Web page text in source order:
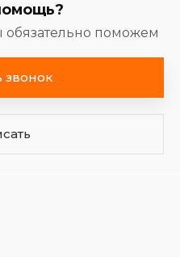
поможем
звонок